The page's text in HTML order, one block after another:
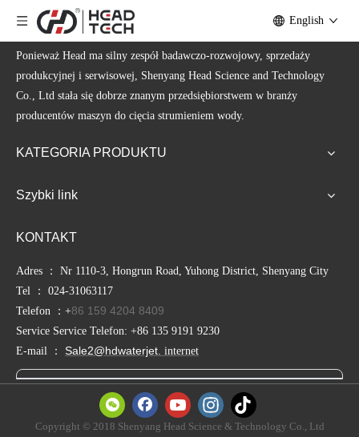
English
Ponieważ Head ma silny zespół badawczo-rozwojowy, sprzedaży
produkcyjnej i serwisowej, Shenyang Head Science and Technology
Co., Ltd stała się dobrze znanym przedsiębiorstwem w branży
producentów maszyn do cięcia strumieniem wody.
KATEGORIA PRODUKTU
Szybki link
KONTAKT
Adres ： Nr 1110-3, Hongrun Road, Yuhong District, Shenyang City
Tel ： 024-31063117
Telefon ：+86 159 4204 8409
Service Service Telefon: +86 135 9191 9230
E-mail ： Sale2@hdwaterjet. internet
Copyright © 2018 Shenyang Head Science & Technology Co., Ltd